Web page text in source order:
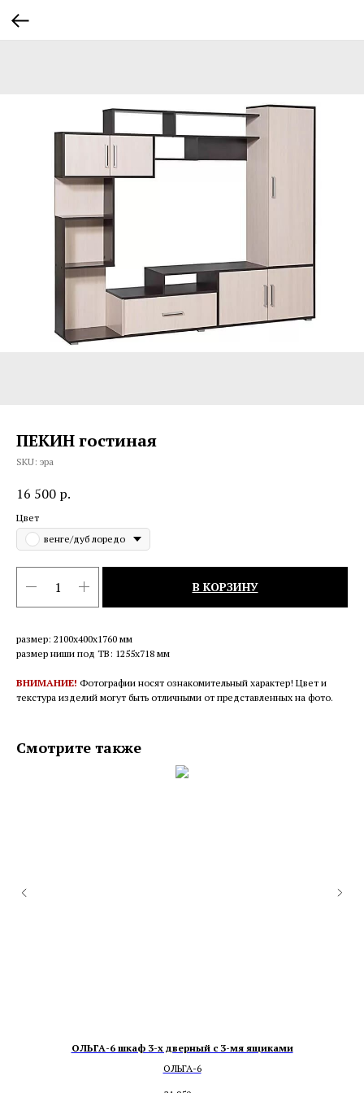
ПЕКИН гостиная
SKU: эра
16 500 р.
Цвет
венге/дуб лоредо
В КОРЗИНУ
размер: 2100х400х1760 мм
размер ниши под ТВ: 1255х718 мм
ВНИМАНИЕ! Фотографии носят ознакомительный характер! Цвет и
текстура изделий могут быть отличными от представленных на фото.
Смотрите также
ОЛЬГА-6 шкаф 3-х дверный с 3-мя ящиками
ОЛЬГА-6